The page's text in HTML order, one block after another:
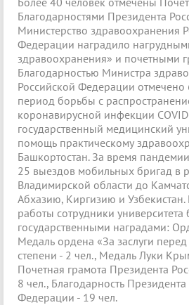
Благодарностями Президента
Министерство здравоохранения
Федерации наградило
здравоохранения» и почетными
Благодарностью Министра
Российской Федерации отмечено
период борьбы с
коронавирусной инфекции
государственный медицинский
помощь практическому
Башкортостан. За время
25 выездов мобильных бригад в
Владимирской области до
Абхазию, Киргизию и Узбекистан.
работы сотрудники
государственными наградами:
Медаль ордена «За заслуги
степени - 2 чел., Медаль Луки
Почетная грамота Президента
8 чел., Благодарность
Федерации - 19 чел.